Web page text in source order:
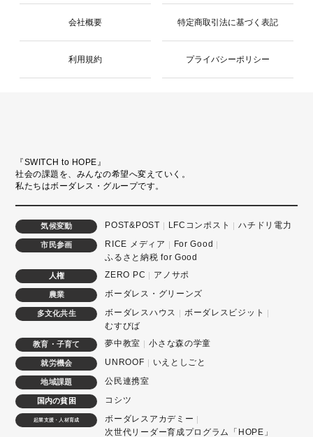
会社概要 特定商取引法に基づく表記
利用規約 プライバシーポリシー
『SWITCH to HOPE』
社会の課題を、みんなの希望へ変えていく。
私たちはボーダレス・グループです。
気候変動 POST&POST LFCコンポスト ハチドリ電力
市民参画 RICE メディア
For Good
ふるさと納税 for Good
人権 ZERO PC アノサポ
農業 ボーダレス・グリーンズ
多文化共生 ボーダレスハウス
ボーダレスビジット
むすびば
教育・子育て 夢中教室 小さな森の学童
就労機会 UNROOF いえとしごと
地域課題 公民連携室
国内の貧困 コシツ
起業支援・人材育成
ボーダレスアカデミー
次世代リーダー育成プログラム「HOPE」